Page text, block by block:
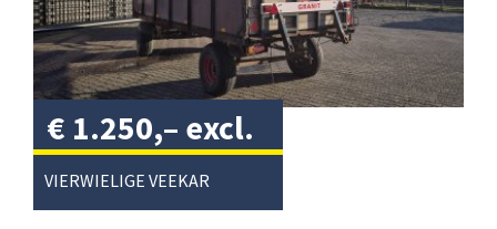
VIERWIELIGE VEEKAR
€ 1.250,– excl.
btw/